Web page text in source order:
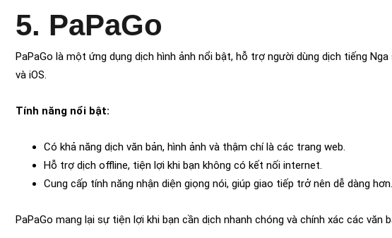
5. PaPaGo
PaPaGo là một ứng dụng dịch hình ảnh nổi bật, hỗ trợ người dùng dịch tiếng
và iOS.
Tính năng nổi bật:
Có khả năng dịch văn bản, hình ảnh và thậm chí là các trang web.
Hỗ trợ dịch offline, tiện lợi khi bạn không có kết nối internet.
Cung cấp tính năng nhận diện giọng nói, giúp giao tiếp trở nên dễ dàng hơn.
PaPaGo mang lại sự tiện lợi khi bạn cần dịch nhanh chóng và chính xác các văn